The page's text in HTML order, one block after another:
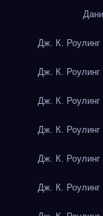
Дж. К. Роулинг
Дж. К. Роулинг
Дж. К. Роулинг
Дж. К. Роулинг
Дж. К. Роулинг
Дж. К. Роулинг